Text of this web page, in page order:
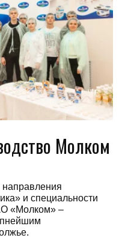
Молком
направления
и специальности
«Молком» –